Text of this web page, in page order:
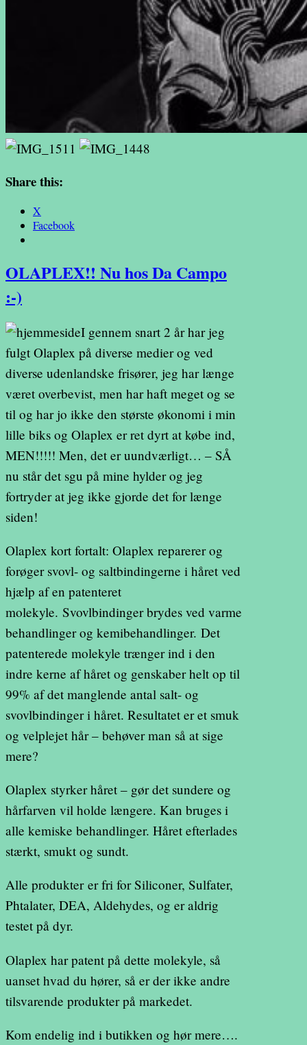
Share this:
X
Facebook
OLAPLEX!! Nu hos Da Campo
:-)
I gennem snart 2 år har jeg
fulgt Olaplex på diverse medier og ved
diverse udenlandske frisører, jeg har længe
været overbevist, men har haft meget og se
til og har jo ikke den største økonomi i min
lille biks og Olaplex er ret dyrt at købe ind,
MEN!!!!! Men, det er uundværligt… – SÅ
nu står det sgu på mine hylder og jeg
fortryder at jeg ikke gjorde det for længe
siden!
Olaplex kort fortalt: Olaplex reparerer og
forøger svovl- og saltbindingerne i håret ved
hjælp af en patenteret
molekyle. Svovlbindinger brydes ved varme
behandlinger og kemibehandlinger. Det
patenterede molekyle trænger ind i den
indre kerne af håret og genskaber helt op til
99% af det manglende antal salt- og
svovlbindinger i håret. Resultatet er et smuk
og velplejet hår – behøver man så at sige
mere?
Olaplex styrker håret – gør det sundere og
hårfarven vil holde længere. Kan bruges i
alle kemiske behandlinger. Håret efterlades
stærkt, smukt og sundt.
Alle produkter er fri for Siliconer, Sulfater,
Phtalater, DEA, Aldehydes, og er aldrig
testet på dyr.
Olaplex har patent på dette molekyle, så
uanset hvad du hører, så er der ikke andre
tilsvarende produkter på markedet.
Kom endelig ind i butikken og hør mere….